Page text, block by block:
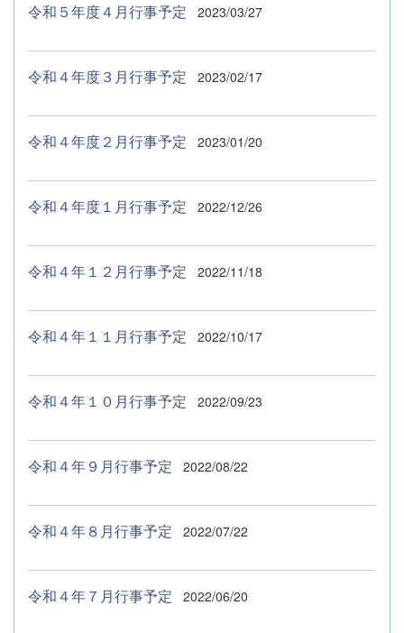
令和５年度４月行事予定 2023/03/27
令和４年度３月行事予定 2023/02/17
令和４年度２月行事予定 2023/01/20
令和４年度１月行事予定 2022/12/26
令和４年１２月行事予定 2022/11/18
令和４年１１月行事予定 2022/10/17
令和４年１０月行事予定 2022/09/23
令和４年９月行事予定 2022/08/22
令和４年８月行事予定 2022/07/22
令和４年７月行事予定 2022/06/20